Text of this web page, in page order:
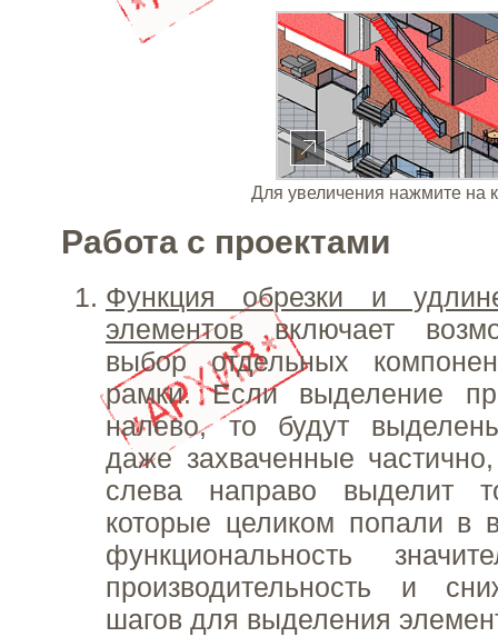
Для увеличения нажмите на
Работа с проектами
Функция обрезки и
элементов включает
выбор отдельных
рамки. Если выделение
налево, то будут
даже захваченные
слева направо выделит
которые целиком попали в
функциональность
производительность и
шагов для выделения